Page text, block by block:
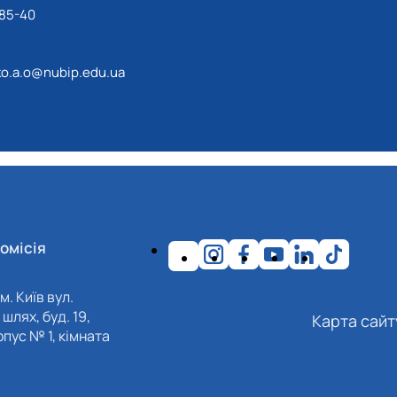
40
Київ вул.
шлях, буд. 19,
№ 1, кімната
Карта